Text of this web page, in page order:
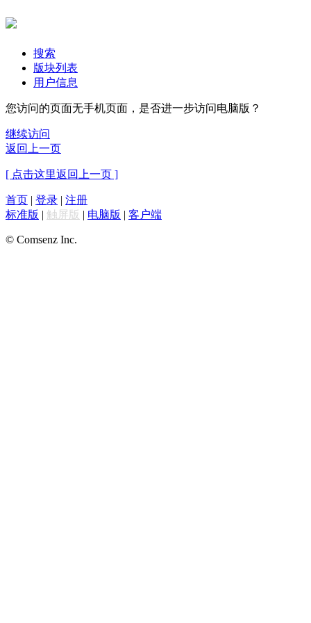
搜索
版块列表
用户信息
您访问的页面无手机页面，是否进一步访问电脑版？
继续访问
返回上一页
[ 点击这里返回上一页 ]
首页 | 登录 | 注册
标准版 | 触屏版 | 电脑版 | 客户端
© Comsenz Inc.